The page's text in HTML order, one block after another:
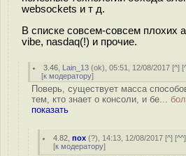
websockets и т д.
В списке совсем-совсем плохих
vibe, nasdaq(!) и прочие.
3.46 Lain_13 (ok), 05:51, 12/08/2017 [^] [
[к модератору]
Поверь, существует масса
тем, кто знает о консоли, и бе...
показать
4.82 ,пох (?), 14:13, 12/08/2017 [^] [^^
[к модератору]